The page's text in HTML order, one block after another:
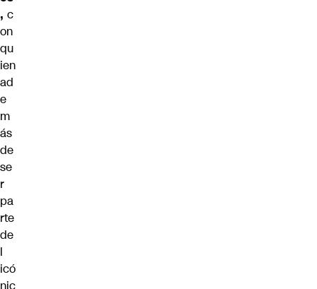
, c
on
qu
ien
ad
e
m
ás
de
se
r
pa
rte
de
l
icó